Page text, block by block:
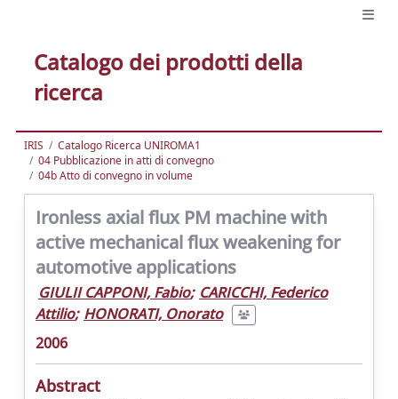
Catalogo dei prodotti della
ricerca
IRIS
Catalogo Ricerca UNIROMA1
04 Pubblicazione in atti di convegno
04b Atto di convegno in volume
Ironless axial flux PM machine with
active mechanical flux weakening for
automotive applications
GIULII CAPPONI, Fabio; CARICCHI, Federico
Attilio; HONORATI, Onorato
2006
Abstract